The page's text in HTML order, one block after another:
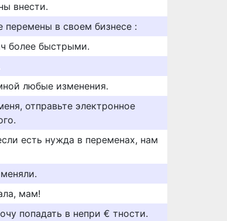
внести.
перемены в своем бизнесе :
более быстрыми.
любые изменения.
отправьте электронное
есть нужда в переменах, нам
мам!
попадать в непри € тности.